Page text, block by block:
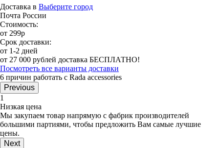
Доставка в Выберите город
Почта России
Стоимость:
от 299р
Срок доставки:
от 1-2 дней
от 27 000 рублей доставка БЕСПЛАТНО!
Посмотреть все варианты доставки
6 причин работать с Rada accessories
Previous
1
Низкая цена
Мы закупаем товар напрямую с фабрик производителей
большими партиями, чтобы предложить Вам самые лучшие
цены.
Next